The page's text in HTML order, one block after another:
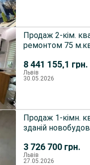
8 441 155,1 грн.
Продаж 2-кім.
ремонтом 75
Львів
30.05.2026
3 726 700 грн.
Продаж 1-кімн.
зданій
Львів
27.05.2026